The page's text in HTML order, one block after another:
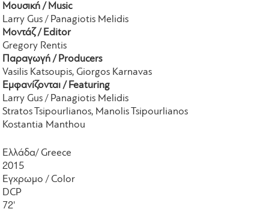
Μουσική / Music
Larry Gus / Panagiotis Melidis
Μοντάζ / Editor
Gregory Rentis
Παραγωγή / Producers
Vasilis Katsoupis, Giorgos Karnavas
Εμφανίζονται / Featuring
Larry Gus / Panagiotis Melidis
Stratos Tsipourlianos, Manolis Tsipourlianos
Kostantia Manthou
Ελλάδα/ Greece
2015
Εγχρωμο / Color
DCP
72'